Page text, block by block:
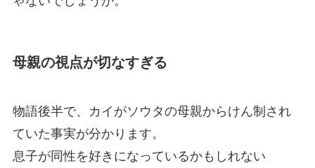
母親の視点が切なすぎる
物語後半で、カイがソウタの母親からけん制され
ていた事実が分かります。
息子が同性を好きになっているかもしれない